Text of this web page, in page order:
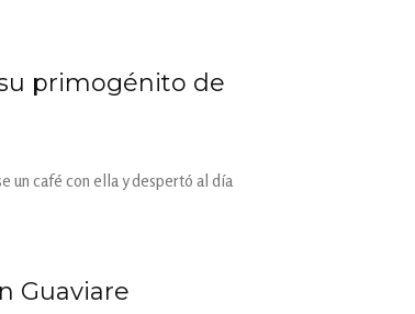
primogénito de
un café con ella y despertó al día
Guaviare